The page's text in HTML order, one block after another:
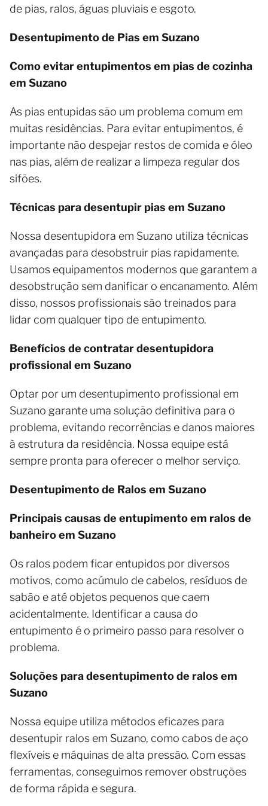
de pias, ralos, águas pluviais e esgoto.
Desentupimento de Pias em Suzano
Como evitar entupimentos em pias de cozinha
em Suzano
As pias entupidas são um problema comum em
muitas residências. Para evitar entupimentos, é
importante não despejar restos de comida e óleo
nas pias, além de realizar a limpeza regular dos
sifões.
Técnicas para desentupir pias em Suzano
Nossa desentupidora em Suzano utiliza técnicas
avançadas para desobstruir pias rapidamente.
Usamos equipamentos modernos que garantem a
desobstrução sem danificar o encanamento. Além
disso, nossos profissionais são treinados para
lidar com qualquer tipo de entupimento.
Benefícios de contratar desentupidora
profissional em Suzano
Optar por um desentupimento profissional em
Suzano garante uma solução definitiva para o
problema, evitando recorrências e danos maiores
à estrutura da residência. Nossa equipe está
sempre pronta para oferecer o melhor serviço.
Desentupimento de Ralos em Suzano
Principais causas de entupimento em ralos de
banheiro em Suzano
Os ralos podem ficar entupidos por diversos
motivos, como acúmulo de cabelos, resíduos de
sabão e até objetos pequenos que caem
acidentalmente. Identificar a causa do
entupimento é o primeiro passo para resolver o
problema.
Soluções para desentupimento de ralos em
Suzano
Nossa equipe utiliza métodos eficazes para
desentupir ralos em Suzano, como cabos de aço
flexíveis e máquinas de alta pressão. Com essas
ferramentas, conseguimos remover obstruções
de forma rápida e segura.